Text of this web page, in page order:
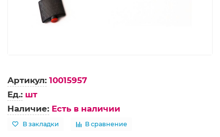
Артикул: 10015957
Ед.: шт
Наличие: Есть в наличии
В закладки В сравнение